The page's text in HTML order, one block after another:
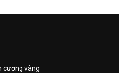
cương vàng